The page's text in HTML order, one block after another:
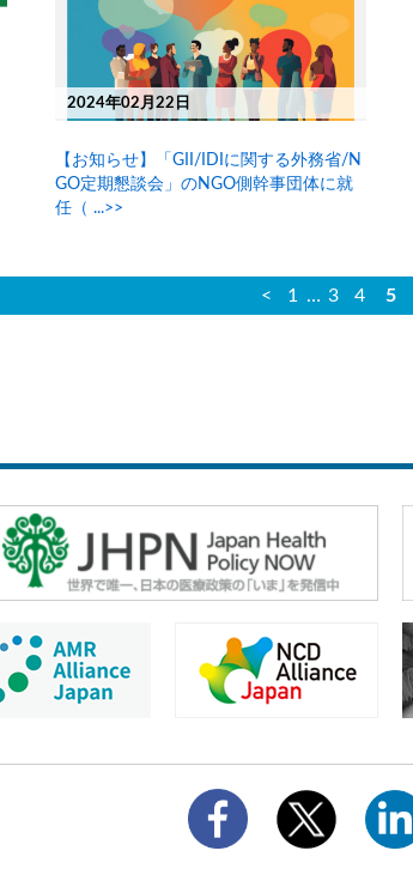
2024年02月22日
【お知らせ】「GII/IDIに関する外務省/N
GO定期懇談会」のNGO側幹事団体に就
任（ ...>>
< 1 … 3 4 5